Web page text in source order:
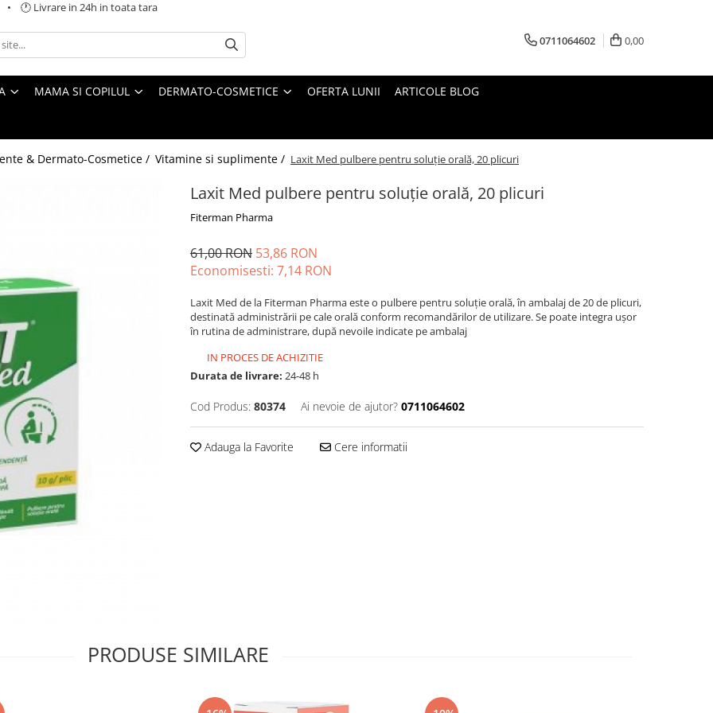
• 🕐 Livrare in 24h in toata tara
0711064602 0,00
MAMA SI COPILUL DERMATO-COSMETICE OFERTA LUNII ARTICOLE BLOG
& Dermato-Cosmetice / Vitamine si suplimente / Laxit Med pulbere pentru soluție orală, 20 plicuri
Laxit Med pulbere pentru soluție orală, 20 plicuri
Fiterman Pharma
61,00 RON 53,86 RON
Economisesti: 7,14 RON
Laxit Med de la Fiterman Pharma este o pulbere pentru soluție orală, în ambalaj de 20 de plicuri,
destinată administrării pe cale orală conform recomandărilor de utilizare. Se poate integra ușor
în rutina de administrare, după nevoile indicate pe ambalaj
IN PROCES DE ACHIZITIE
Durata de livrare: 24-48 h
Cod Produs: 80374 Ai nevoie de ajutor? 0711064602
Adauga la Favorite Cere informatii
PRODUSE SIMILARE